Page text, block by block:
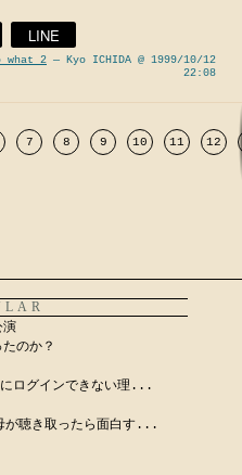
LINE
what 2 — Kyo ICHIDA @ 1999/10/12
22:08
7 8 9 10 11 12
演
のか？
にログインできない理...
が聴き取ったら面白す...